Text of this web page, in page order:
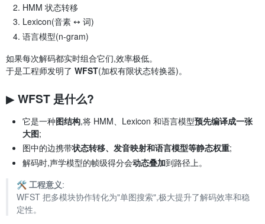
HMM 状态转移
Lexicon(音素 ↔ 词)
语言模型(n-gram)
如果每次解码都实时组合它们,效率极低。
于是工程师发明了 WFST(加权有限状态转换器)。
▶ WFST 是什么?
它是一种图结构,将 HMM、Lexicon 和语言模型预先编译成一张
大图;
图中的边携带状态转移、发音映射和语言模型等静态权重;
解码时,声学模型的帧级得分会动态叠加到路径上。
🛠️ 工程意义:
WFST 把多模块协作转化为"单图搜索",极大提升了解码效率和稳
定性。